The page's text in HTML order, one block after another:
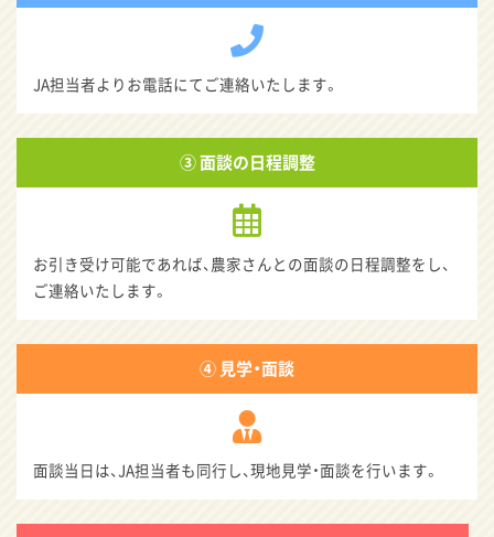
JA担当者よりお電話にてご連絡いたします。
③ 面談の日程調整
お引き受け可能であれば、農家さんとの面談の日程調整をし、
ご連絡いたします。
④ 見学・面談
面談当日は、JA担当者も同行し、現地見学・面談を行います。